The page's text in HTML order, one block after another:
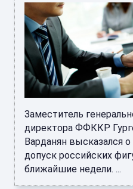
Заместитель
директора ФФККР
Варданян высказался
допуск российских
ближайшие недели. ...